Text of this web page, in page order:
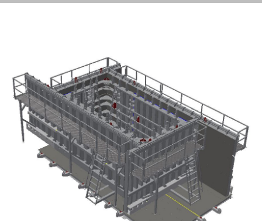
Previous